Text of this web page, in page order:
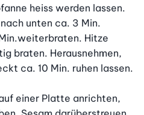
heiss werden lassen.
unten ca. 3 Min.
Hitze
braten. Herausnehmen,
ca. 10 Min. ruhen lassen.
einer Platte anrichten,